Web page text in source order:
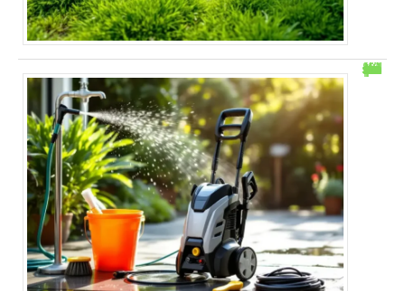
“Mon Karcher tourne mais ne monte pas en pression : solutions rapides”